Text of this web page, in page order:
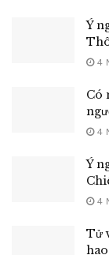
Ý
4
Có
4
Ý
4
Tử